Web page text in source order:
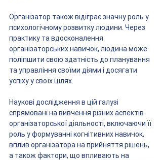
Організатор також відіграє значну роль у
психологічному розвитку людини. Через
практику та вдосконалення
організаторських навичок, людина може
поліпшити свою здатність до планування
та управління своїми діями і досягати
успіху у своїх цілях.
Наукові дослідження в цій галузі
спрямовані на вивчення різних аспектів
організаторської діяльності, включаючи її
роль у формуванні когнітивних навичок,
вплив організатора на прийняття рішень,
а також фактори, що впливають на